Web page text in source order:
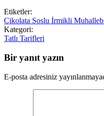
Etiketler:
Çikolata Soslu İrmikli
Kategori:
Tatlı Tarifleri
Bir yanıt yazın
E-posta adresiniz